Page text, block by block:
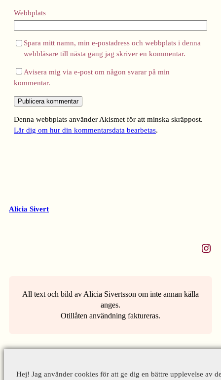
Webbplats
Spara mitt namn, min e-postadress och webbplats i denna
webbläsare till nästa gång jag skriver en kommentar.
Avisera mig via e-post om någon svarar på min
kommentar.
Denna webbplats använder Akismet för att minska skräppost.
Lär dig om hur din kommentarsdata bearbetas.
Alicia Sivert
Instagram
All text och bild av Alicia Sivertsson om inte annan källa
anges.
Otillåten användning faktureras.
Hej! Jag använder cookies för att ge dig en bättre upplevelse av